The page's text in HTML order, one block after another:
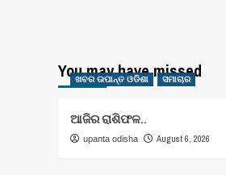
You may have missed
ଖବର ଉପାନ୍ତ ଓଡିଶା ସମାଚାର
ଆଜିର ରାଶିଫଳ..
upanta odisha August 6, 2026